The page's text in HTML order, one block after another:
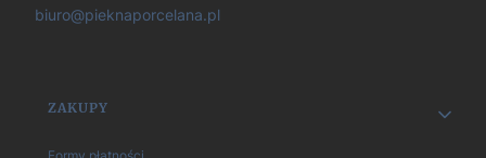
biuro@pieknaporcelana.pl
Linki w stopce
ZAKUPY